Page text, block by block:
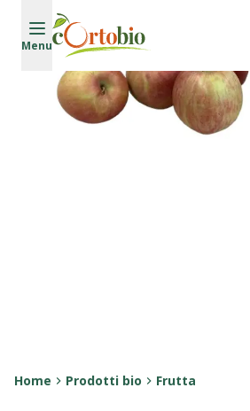
Vai al contenuto principale
Menu
Home Prodotti bio Frutta